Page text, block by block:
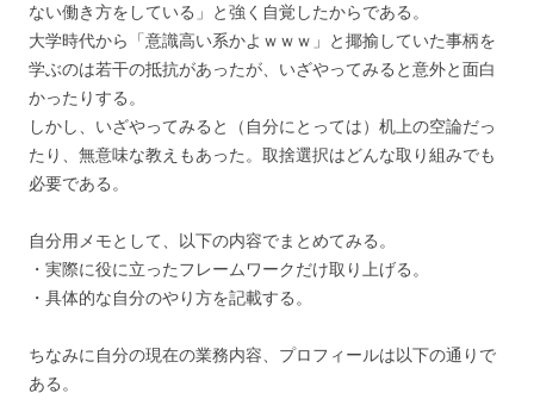
ない働き方をしている」と強く自覚したからである。
大学時代から「意識高い系かよｗｗｗ」と揶揄していた事柄を
学ぶのは若干の抵抗があったが、いざやってみると意外と面白
かったりする。
しかし、いざやってみると（自分にとっては）机上の空論だっ
たり、無意味な教えもあった。取捨選択はどんな取り組みでも
必要である。
自分用メモとして、以下の内容でまとめてみる。
・実際に役に立ったフレームワークだけ取り上げる。
・具体的な自分のやり方を記載する。
ちなみに自分の現在の業務内容、プロフィールは以下の通りで
ある。